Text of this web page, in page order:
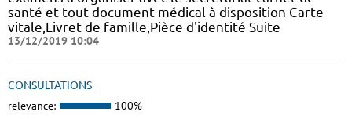
santé et tout document médical à disposition Carte
vitale,Livret de famille,Pièce d'identité Suite
13/12/2019 10:04
CONSULTATIONS
relevance: 100%